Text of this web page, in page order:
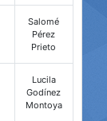
Salomé
Pérez
Prieto
Lucila
Godínez
Montoya